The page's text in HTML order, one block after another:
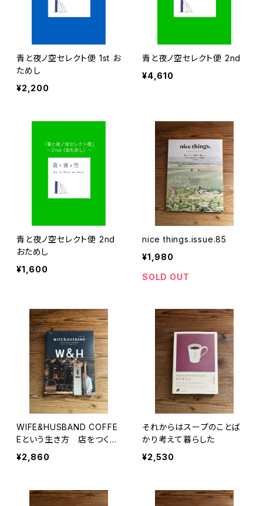
青と夜ノ空セレクト便 1st お
ためし
¥2,200
青と夜ノ空セレクト便 2nd
¥4,610
青と夜ノ空セレクト便 2nd
おためし
¥1,600
nice things.issue.85
¥1,980
SOLD OUT
WIFE&HUSBAND COFFE
Eという生き方 店をつく
り、コーヒーを淹れ、笑い合
う。
¥2,860
それからはスープのことば
かり考えて暮らした
¥2,530